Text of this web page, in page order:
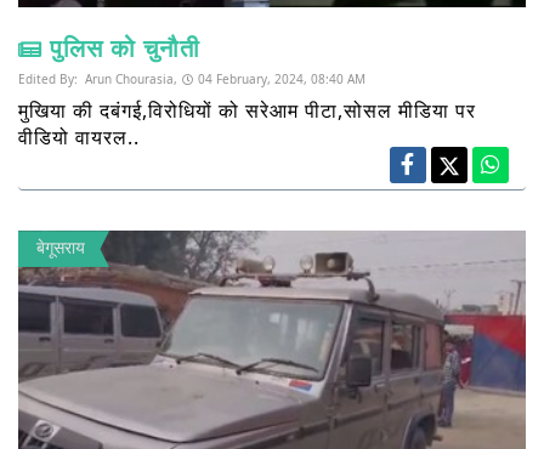
पुलिस को चुनौती
Edited By: Arun Chourasia, 04 February, 2024, 08:40 AM
मुखिया की दबंगई,विरोधियों को सरेआम पीटा,सोसल मीडिया पर
वीडियो वायरल..
बेगूसराय